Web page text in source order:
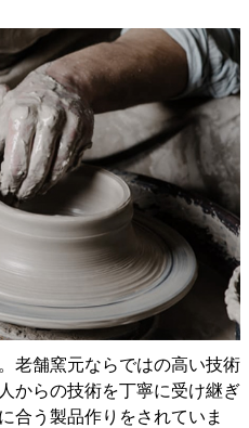
老舗窯元ならではの高い技術
からの技術を丁寧に受け継ぎ
合う製品作りをされていま